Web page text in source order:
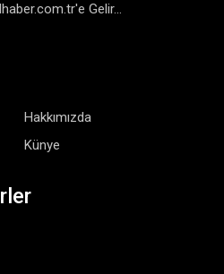
Gelir...
Hakkımızda
Künye